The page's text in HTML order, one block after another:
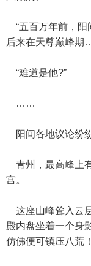
“五百万年前，阳
后来在天尊巅峰
“难道是他?”
……
阳间各地议论纷纷
青州，最高峰上
宫。
这座山峰耸入云
殿内盘坐着一个身
仿佛便可镇压八荒！